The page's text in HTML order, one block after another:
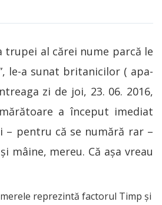
trupei al cărei nume parcă le
le-a sunat britanicilor ( apa-
zi de joi, 23. 06. 2016,
a început imediat
– pentru că se numără rar –
mâine, mereu. Că aşa vreau
reprezintă factorul Timp şi